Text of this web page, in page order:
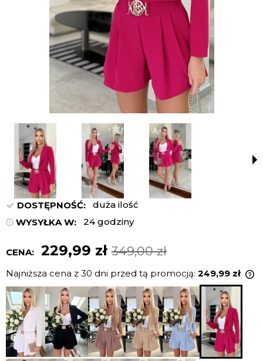
DOSTĘPNOŚĆ:
duża ilość
WYSYŁKA W:
24 godziny
CENA: 229,99 zł 349,00 zł
Najniższa cena z 30 dni przed tą promocją: 249,99 zł